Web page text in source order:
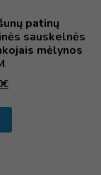
patinų
sauskelnės
mėlynos
€